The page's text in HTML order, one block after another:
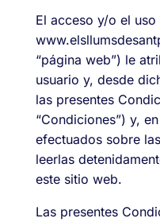
El acceso y/o el
“página web”) le
usuario y, desde
las presentes
“Condiciones”) y,
efectuados sobre
leerlas
este sitio web.
Las presentes